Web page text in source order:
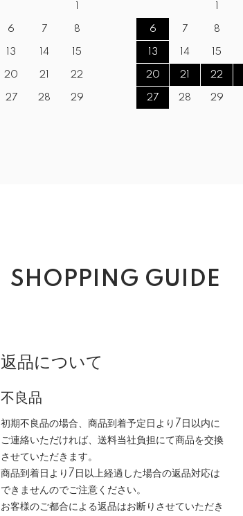
6 7 8
13 14 15
20 21 22
27 28 29
6 7 8
13 14 15
20 21 22
27 28 29
SHOPPING GUIDE
返品について
不良品
初期不良品の場合、商品到着予定日より7日以内に
ご連絡いただければ、送料当社負担にて商品を交換
させていただきます。
商品到着日より7日以上経過した場合の返品対応は
できませんのでご注意ください。
お客様のご都合による返品はお断りさせていただき